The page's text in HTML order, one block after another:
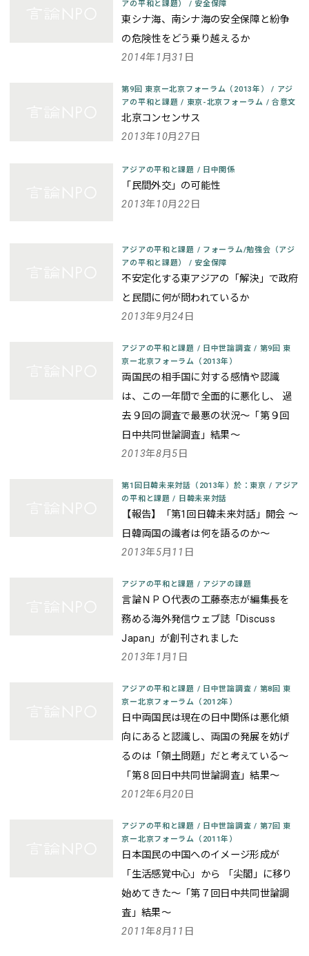
アの平和と課題） / 安全保障
東シナ海、南シナ海の安全保障と紛争
の危険性をどう乗り越えるか
2014年1月31日
第9回 東京ー北京フォーラム（2013年）/ アジ
アの平和と課題/ 東京-北京フォーラム / 合意文
北京コンセンサス
2013年10月27日
アジアの平和と課題 / 日中関係
「民間外交」の可能性
2013年10月22日
アジアの平和と課題 / フォーラム/勉強会（アジ
アの平和と課題） / 安全保障
不安定化する東アジアの「解決」で政府
と民間に何が問われているか
2013年9月24日
アジアの平和と課題 / 日中世論調査/ 第9回 東
京ー北京フォーラム（2013年）
両国民の相手国に対する感情や認識
は、この一年間で全面的に悪化し、 過
去９回の調査で最悪の状況～「第９回
日中共同世論調査」結果～
2013年8月5日
第1回日韓未来対話（2013年）於：東京 / アジア
の平和と課題/ 日韓未来対話
【報告】「第1回日韓未来対話」開会 ～
日韓両国の識者は何を語るのか～
2013年5月11日
アジアの平和と課題 / アジアの課題
言論ＮＰＯ代表の工藤泰志が編集長を
務める海外発信ウェブ誌「Discuss
Japan」が創刊されました
2013年1月1日
アジアの平和と課題 / 日中世論調査/ 第8回 東
京ー北京フォーラム（2012年）
日中両国民は現在の日中関係は悪化傾
向にあると認識し、両国の発展を妨げ
るのは「領土問題」だと考えている～
「第８回日中共同世論調査」結果～
2012年6月20日
アジアの平和と課題 / 日中世論調査/ 第7回 東
京ー北京フォーラム（2011年）
日本国民の中国へのイメージ形成が
「生活感覚中心」から 「尖閣」に移り
始めてきた～「第７回日中共同世論調
査」結果～
2011年8月11日